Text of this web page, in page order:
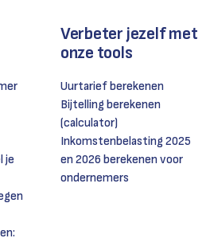
je
Verbeter jezelf met
onze tools
Uurtarief berekenen
Bijtelling berekenen
(calculator)
Inkomstenbelasting 2025
en 2026 berekenen voor
ondernemers